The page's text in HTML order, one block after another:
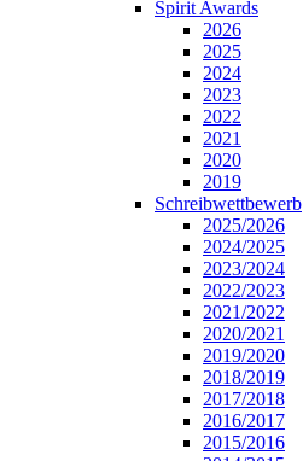
Spirit Awards
2026
2025
2024
2023
2022
2021
2020
2019
Schreibwettbewerb
2025/2026
2024/2025
2023/2024
2022/2023
2021/2022
2020/2021
2019/2020
2018/2019
2017/2018
2016/2017
2015/2016